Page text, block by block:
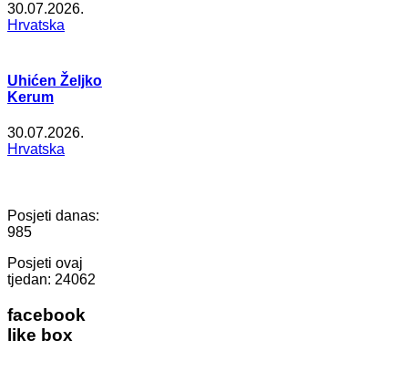
30.07.2026.
Hrvatska
Uhićen Željko
Kerum
30.07.2026.
Hrvatska
Posjeti danas:
985
Posjeti ovaj
tjedan: 24062
facebook
like box